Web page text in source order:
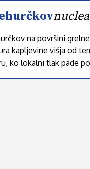
na površini
kapljevine višja od
ko lokalni tlak pade